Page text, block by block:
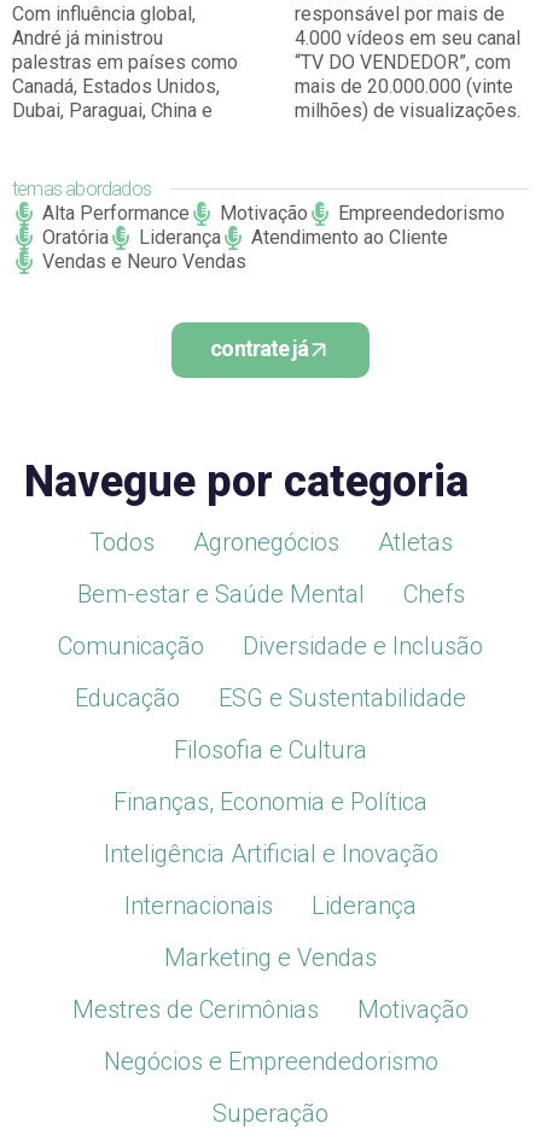
Com influência global,
André já ministrou
palestras em países como
Canadá, Estados Unidos,
Dubai, Paraguai, China e
responsável por mais de
4.000 vídeos em seu canal
“TV DO VENDEDOR”, com
mais de 20.000.000 (vinte
milhões) de visualizações.
temas abordados
Alta Performance
Motivação
Empreendedorismo
Oratória
Liderança
Atendimento ao Cliente
Vendas e Neuro Vendas
contrate já
Navegue por categoria
Todos Agronegócios
Atletas
Bem-estar e Saúde Mental
Chefs
Comunicação
Diversidade e Inclusão
Educação
ESG e Sustentabilidade
Filosofia e Cultura
Finanças, Economia e Política
Inteligência Artificial e Inovação
Internacionais
Liderança
Marketing e Vendas
Mestres de Cerimônias
Motivação
Negócios e Empreendedorismo
Superação